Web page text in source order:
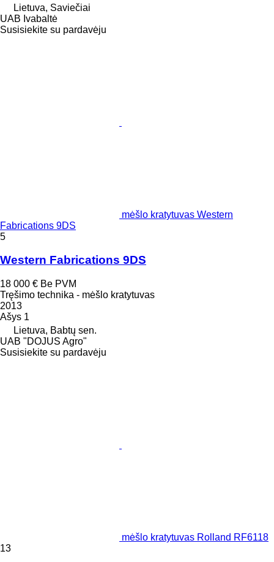
Lietuva, Saviečiai
UAB Ivabaltė
Susisiekite su pardavėju
mėšlo kratytuvas Western
Fabrications 9DS
5
Western Fabrications 9DS
18 000 € Be PVM
Tręšimo technika - mėšlo kratytuvas
2013
Ašys 1
Lietuva, Babtų sen.
UAB "DOJUS Agro"
Susisiekite su pardavėju
mėšlo kratytuvas Rolland RF6118
13